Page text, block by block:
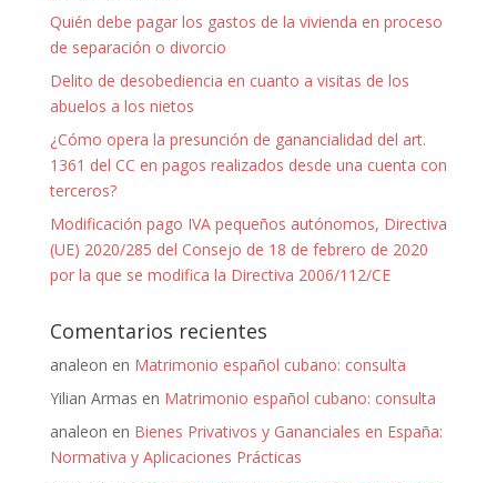
Quién debe pagar los gastos de la vivienda en proceso
de separación o divorcio
Delito de desobediencia en cuanto a visitas de los
abuelos a los nietos
¿Cómo opera la presunción de ganancialidad del art.
1361 del CC en pagos realizados desde una cuenta con
terceros?
Modificación pago IVA pequeños autónomos, Directiva
(UE) 2020/285 del Consejo de 18 de febrero de 2020
por la que se modifica la Directiva 2006/112/CE
Comentarios recientes
analeon en Matrimonio español cubano: consulta
Yilian Armas en Matrimonio español cubano: consulta
analeon en Bienes Privativos y Gananciales en España:
Normativa y Aplicaciones Prácticas